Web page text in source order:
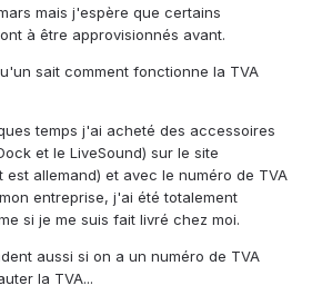
mais j'espère que certains
à être approvisionnés avant.
sait comment fonctionne la TVA
temps j'ai acheté des accessoires
et le LiveSound) sur le site
allemand) et avec le numéro de TVA
entreprise, j'ai été totalement
si je me suis fait livré chez moi.
aussi si on a un numéro de TVA
la TVA...